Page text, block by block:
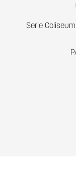
Serie